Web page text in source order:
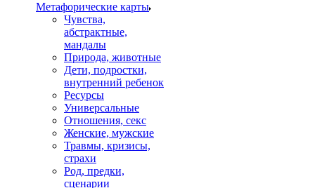
Mетафорические карты
Чувства,
абстрактные,
мандалы
Природа, животные
Дети, подростки,
внутренний ребенок
Ресурсы
Универсальные
Отношения, секс
Женские, мужские
Травмы, кризисы,
страхи
Род, предки,
сценарии